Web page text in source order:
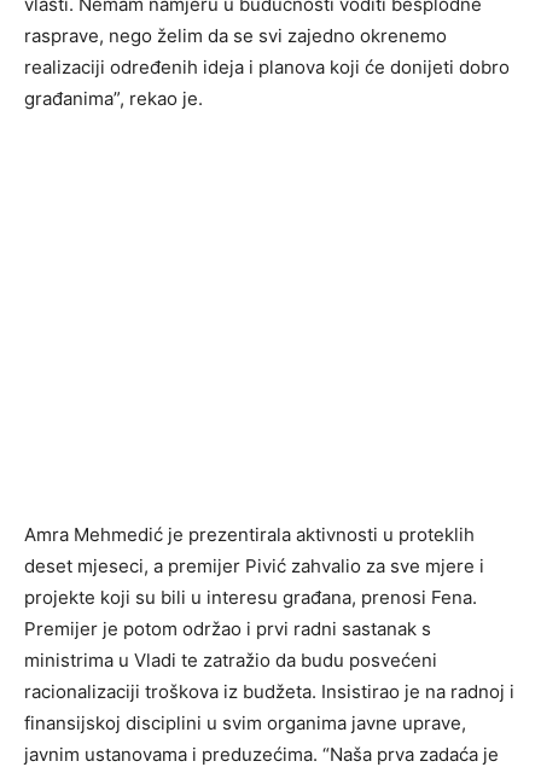
rasprave, nego želim da se svi zajedno okrenemo
realizaciji određenih ideja i planova koji će donijeti dobro
građanima”, rekao je.
Amra Mehmedić je prezentirala aktivnosti u proteklih
deset mjeseci, a premijer Pivić zahvalio za sve mjere i
projekte koji su bili u interesu građana, prenosi Fena.
Premijer je potom održao i prvi radni sastanak s
ministrima u Vladi te zatražio da budu posvećeni
racionalizaciji troškova iz budžeta. Insistirao je na radnoj i
finansijskoj disciplini u svim organima javne uprave,
javnim ustanovama i preduzećima. “Naša prva zadaća je